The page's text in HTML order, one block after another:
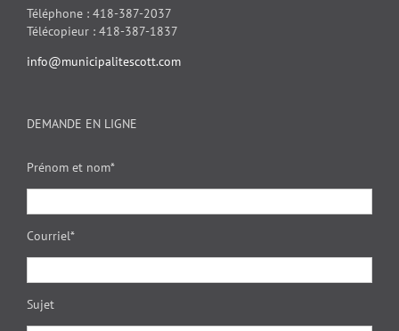
Téléphone : 418-387-2037
Télécopieur : 418-387-1837
info@municipalitescott.com
DEMANDE EN LIGNE
Prénom et nom*
Courriel*
Sujet